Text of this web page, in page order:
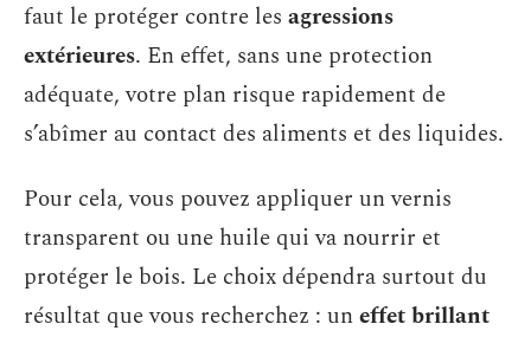
faut le protéger contre les agressions
extérieures. En effet, sans une protection
adéquate, votre plan risque rapidement de
s’abîmer au contact des aliments et des liquides.
Pour cela, vous pouvez appliquer un vernis
transparent ou une huile qui va nourrir et
protéger le bois. Le choix dépendra surtout du
résultat que vous recherchez : uneffet brillant